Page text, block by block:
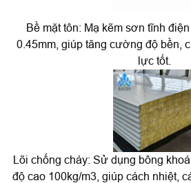
Bề mặt tôn: Mạ kẽm sơn tĩnh
0.45mm, giúp tăng cường độ bền,
lực tốt.
Lõi chống cháy: Sử dụng bông
độ cao 100kg/m3, giúp cách nhiệt,